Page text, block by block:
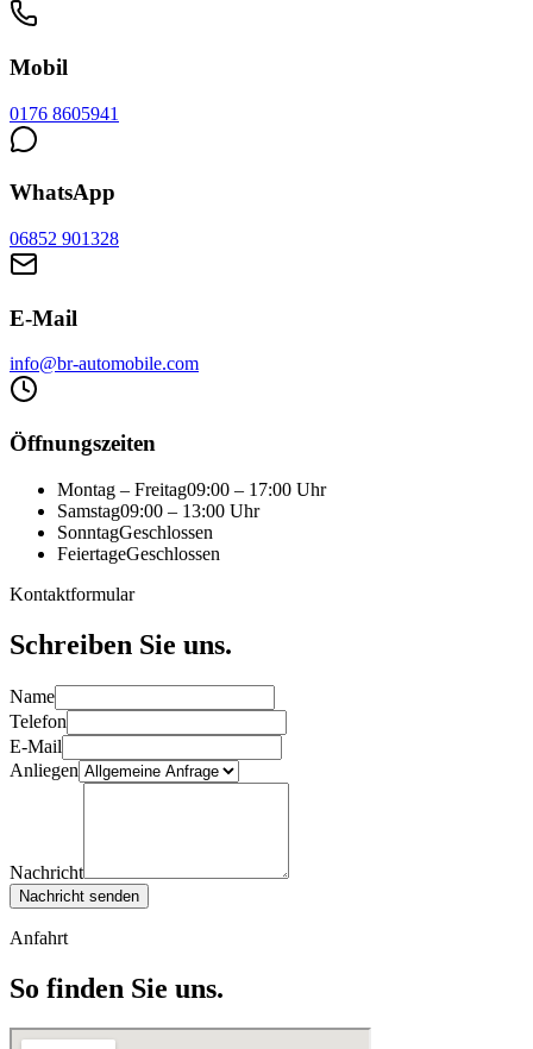
Mobil
0176 8605941
WhatsApp
06852 901328
E-Mail
info@br-automobile.com
Öffnungszeiten
Montag – Freitag09:00 – 17:00 Uhr
Samstag09:00 – 13:00 Uhr
SonntagGeschlossen
FeiertageGeschlossen
Kontaktformular
Schreiben Sie uns.
Name
Telefon
E-Mail
Anliegen
Nachricht
Nachricht senden
Anfahrt
So finden Sie uns.